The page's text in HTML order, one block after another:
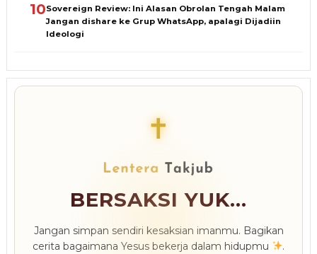
10Sovereign Review: Ini Alasan Obrolan Tengah Malam
Jangan dishare ke Grup WhatsApp, apalagi Dijadiin
Ideologi
✝
BERSAKSI YUK...
Jangan simpan sendiri kesaksian imanmu. Bagikan
cerita bagaimana Yesus bekerja dalam hidupmu
.